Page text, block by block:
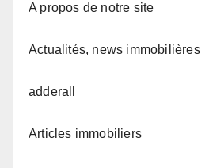
A propos de notre site
Actualités, news immobilières
adderall
Articles immobiliers